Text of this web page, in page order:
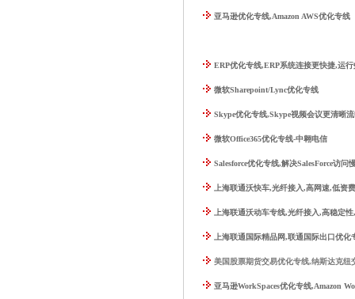
亚马逊优化专线,Amazon AWS优化专线
ERP优化专线,ERP系统连接更快捷,运
微软Sharepoint/Lync优化专线
Skype优化专线,Skype视频会议更清晰
微软Office365优化专线-中翱电信
Salesforce优化专线,解决SalesForce访问
上海联通沃快车,光纤接入,高网速,低资
上海联通沃动车专线,光纤接入,高稳定
上海联通国际精品网,联通国际出口优
美国股票期货交易优化专线,纳斯达克纽
亚马逊WorkSpaces优化专线,Amazon